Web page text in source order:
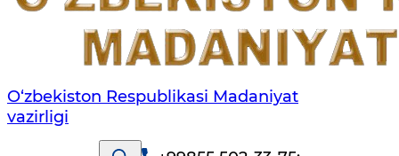
O‘zbekiston Respublikasi Madaniyat
vazirligi